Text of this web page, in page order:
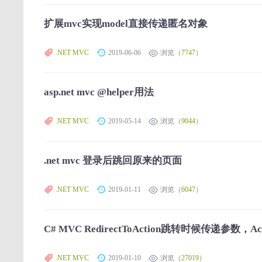
扩展mvc实现model直接传递匿名对象
.NET MVC 2019-06-06 浏览（7747）
asp.net mvc @helper用法
.NET MVC 2019-05-14 浏览（9044）
.net mvc 登录后跳回原来的页面
.NET MVC 2019-01-11 浏览（6047）
C# MVC RedirectToAction跳转时候传递参数，
.NET MVC 2019-01-10 浏览（27019）